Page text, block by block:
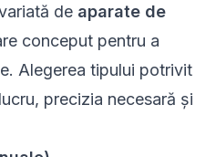
de aparate de
conceput pentru a
Alegerea tipului potrivit
precizia necesară și